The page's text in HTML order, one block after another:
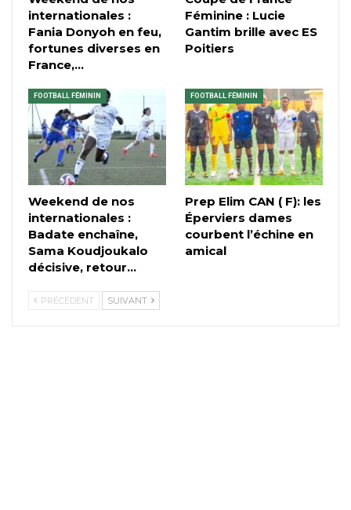
internationales :
Fania Donyoh en feu,
fortunes diverses en
France,…
Féminine : Lucie
Gantim brille avec ES
Poitiers
FOOTBALL FÉMININ
Weekend de nos
internationales :
Badate enchaîne,
Sama Koudjoukalo
décisive, retour…
FOOTBALL FÉMININ
Prep Elim CAN ( F): les
Éperviers dames
courbent l’échine en
amical
PRÉCÉDENT SUIVANT